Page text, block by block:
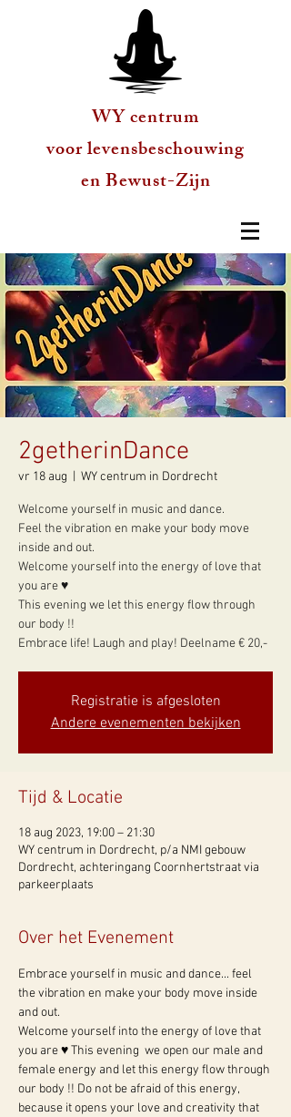
WY centrum
voor levensbeschouwing
en Bewust-Zijn
2getherinDance
vr 18 aug WY centrum in Dordrecht
Welcome yourself in music and dance.
Feel the vibration en make your body move
inside and out.
Welcome yourself into the energy of love that
you are ♥
This evening we let this energy flow through
our body !!
Embrace life! Laugh and play! Deelname € 20,-
Registratie is afgesloten
Andere evenementen bekijken
Tijd & Locatie
18 aug 2023, 19:00 – 21:30
WY centrum in Dordrecht, p/a NMI gebouw
Dordrecht, achteringang Coornhertstraat via
parkeerplaats
Over het Evenement
Embrace yourself in music and dance... feel
the vibration en make your body move inside
and out.
Welcome yourself into the energy of love that
you are ♥ This evening  we open our male and
female energy and let this energy flow through
our body !! Do not be afraid of this energy,
because it opens your love and creativity that